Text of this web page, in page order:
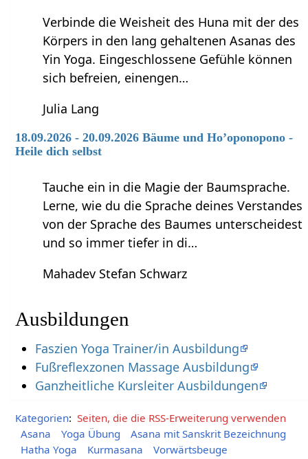
Verbinde die Weisheit des Huna mit der des
Körpers in den lang gehaltenen Asanas des
Yin Yoga. Eingeschlossene Gefühle können
sich befreien, einengen…
Julia Lang
18.09.2026 - 20.09.2026 Bäume und Ho’oponopono -
Heile dich selbst
Tauche ein in die Magie der Baumsprache.
Lerne, wie du die Sprache deines Verstandes
von der Sprache des Baumes unterscheidest
und so immer tiefer in di…
Mahadev Stefan Schwarz
Ausbildungen
Faszien Yoga Trainer/in Ausbildung
Fußreflexzonen Massage Ausbildung
Ganzheitliche Kursleiter Ausbildungen
Kategorien: Seiten, die die RSS-Erweiterung verwenden
Asana
Yoga Übung
Asana mit Sanskrit Bezeichnung
Hatha Yoga
Kurmasana
Vorwärtsbeuge